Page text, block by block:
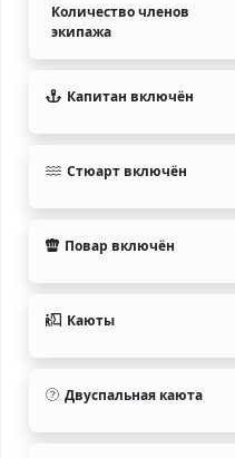
Количество членов
экипажа
Капитан включён
Стюарт включён
Повар включён
Каюты
Двуспальная каюта